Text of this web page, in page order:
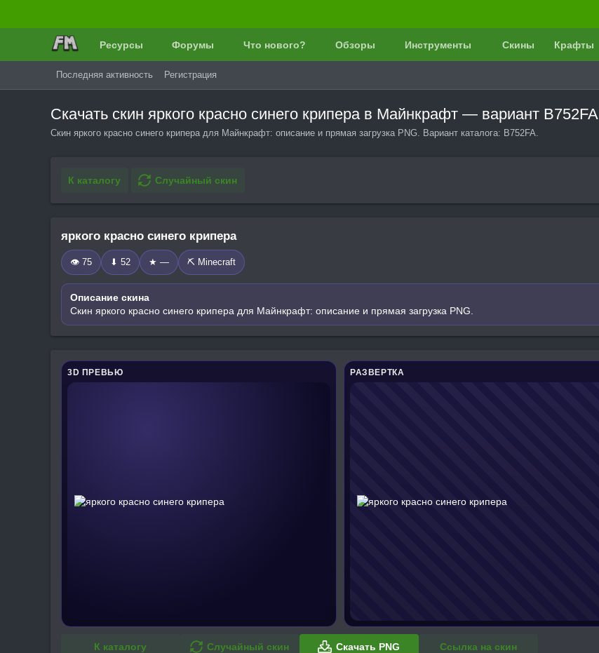
Ресурсы Форумы Что нового? Обзоры Инструменты Скины Крафты
Последняя активность Регистрация
Скачать скин яркого красно синего крипера в Майнкрафт — вариант B752FA
Скин яркого красно синего крипера для Майнкрафт: описание и прямая загрузка PNG. Вариант каталога: B752FA.
К каталогу Случайный скин
яркого красно синего крипера
👁 75 ⬇ 52 ★ — ⛏️ Minecraft
Описание скина
Скин яркого красно синего крипера для Майнкрафт: описание и прямая загрузка PNG.
3D ПРЕВЬЮ РАЗВЕРТКА
К каталогу Случайный скин Скачать PNG Ссылка на скин